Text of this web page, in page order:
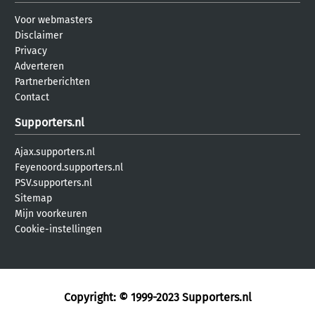
Voor webmasters
Disclaimer
Privacy
Adverteren
Partnerberichten
Contact
Supporters.nl
Ajax.supporters.nl
Feyenoord.supporters.nl
PSV.supporters.nl
Sitemap
Mijn voorkeuren
Cookie-instellingen
Copyright: © 1999-2023 Supporters.nl